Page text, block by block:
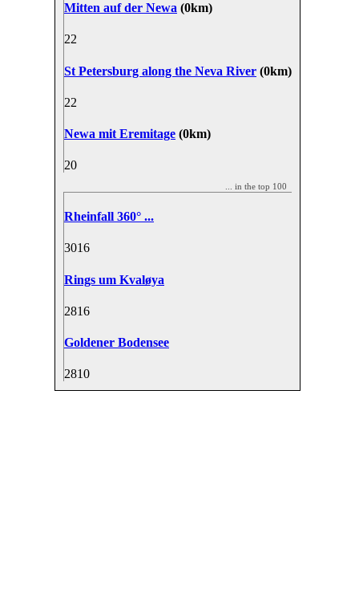
Mitten auf der Newa (0km)
22
St Petersburg along the Neva River (0km)
22
Newa mit Eremitage (0km)
20
... in the top 100
Rheinfall 360° ...
3016
Rings um Kvaløya
2816
Goldener Bodensee
2810